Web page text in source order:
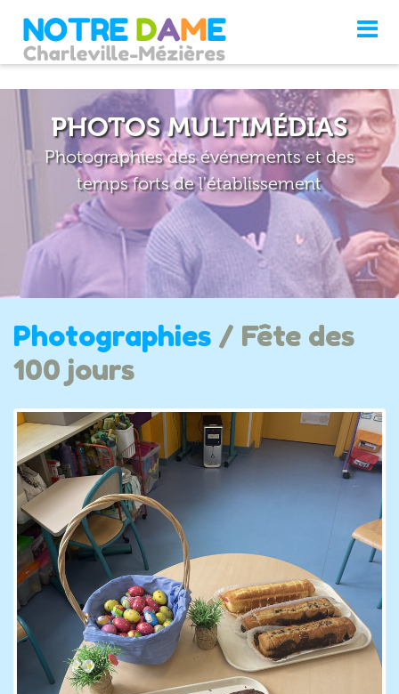
PHOTOS MULTIMÉDIAS
Photographies des événements et des
temps forts de l'établissement
Photographies / Fête des
100 jours